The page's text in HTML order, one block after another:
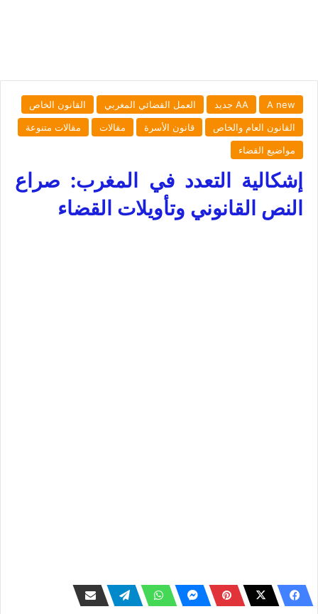
A new AA جديد العمل القضائي المغربي
القانون الخاص
القانون العام والخاص
قانون الأسرة مقالات
مقالات متنوعة
مواضيع القضاء
إشكالية التعدد في المغرب: صراع
النص القانوني وتأويلات القضاء